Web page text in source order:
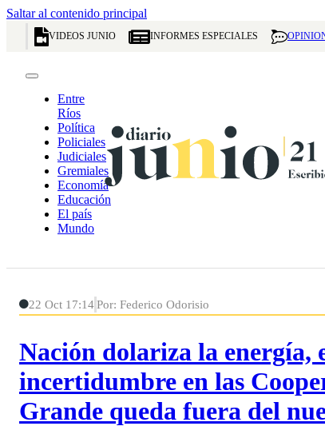
Saltar al contenido principal
VIDEOS JUNIO INFORMES ESPECIALES
Entre
Ríos
Política
Policiales
Judiciales
Gremiales
Economía
Educación
El país
Mundo
22 Oct 17:14Por: Federico Odorisio
Nación dolariza la energía,
incertidumbre en las
Grande queda fuera del